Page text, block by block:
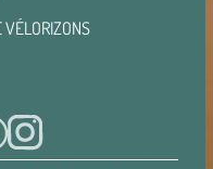
VÉLORIZONS